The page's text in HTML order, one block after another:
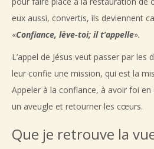
eux aussi, convertis, ils deviennent
«Confiance, lève-toi; il t’appelle».
L’appel de Jésus veut passer par les
leur confie une mission, qui est la
Appeler à la confiance, à avoir foi
un aveugle et retourner les cœurs.
Que je retrouve la